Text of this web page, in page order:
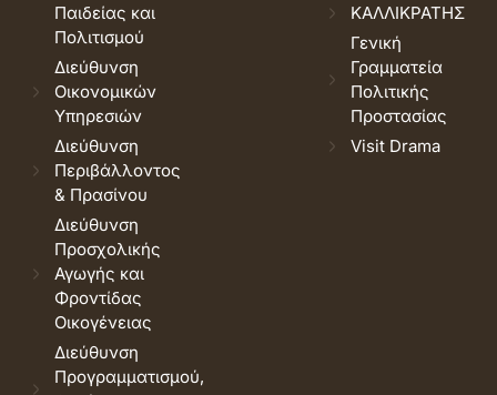
Παιδείας και
Πολιτισμού
Διεύθυνση
Οικονομικών
Υπηρεσιών
Διεύθυνση
Περιβάλλοντος
& Πρασίνου
Διεύθυνση
Προσχολικής
Αγωγής και
Φροντίδας
Οικογένειας
Διεύθυνση
Προγραμματισμού,
ΚΑΛΛΙΚΡΑΤΗΣ
Γενική
Γραμματεία
Πολιτικής
Προστασίας
Visit Drama